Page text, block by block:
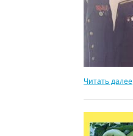
Читать далее